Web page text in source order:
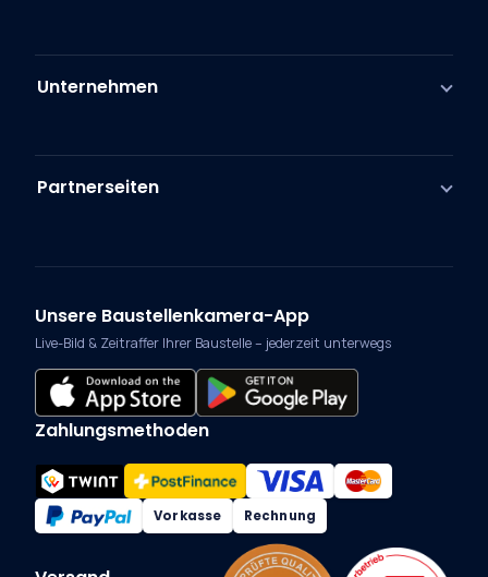
Unternehmen
Partnerseiten
Unsere Baustellenkamera-App
Live-Bild & Zeitraffer Ihrer Baustelle – jederzeit unterwegs
Zahlungsmethoden
Vorkasse Rechnung